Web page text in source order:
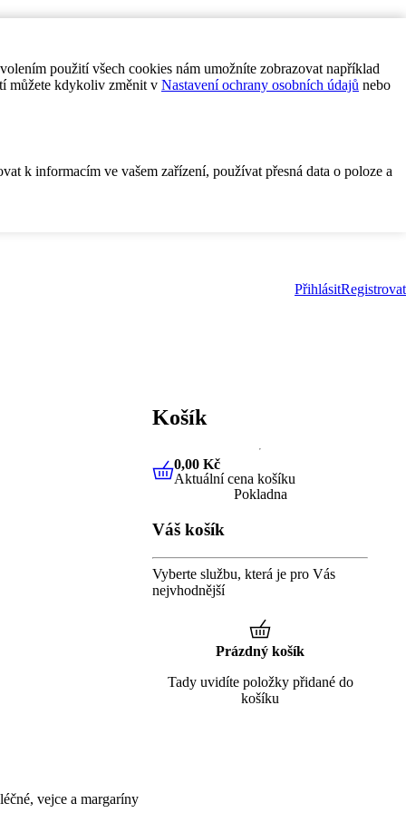
použití všech cookies nám umožníte zobrazovat například
můžete kdykoliv změnit v Nastavení ochrany osobních údajů nebo
k informacím ve vašem zařízení, používat přesná data o poloze a
PřihlásitRegistrovat
vejce a margaríny
Košík
0,00 KčAktuální cena košíku
0,00 Kč
Aktuální cena košíku
Pokladna
Váš košík
Vyberte službu, která je pro Vás
nejvhodnější
Prázdný košík
Tady uvidíte položky přidané do
košíku